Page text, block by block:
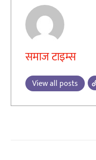
समाज टाइम्स
View all posts